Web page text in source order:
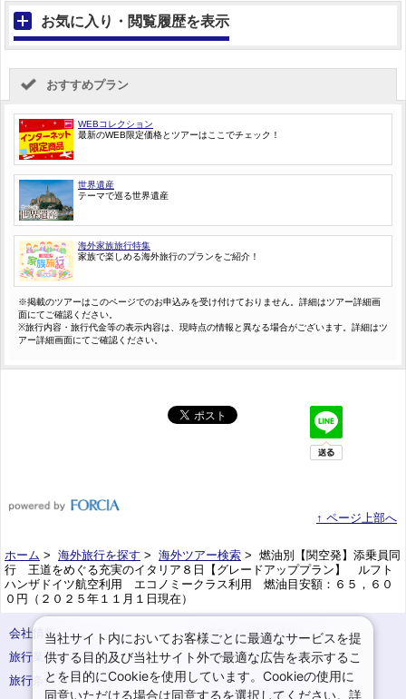
お気に入り・閲覧履歴を表示
おすすめプラン
WEBコレクション
最新のWEB限定価格とツアーはここでチェック！
世界遺産
テーマで巡る世界遺産
海外家族旅行特集
家族で楽しめる海外旅行のプランをご紹介！
※掲載のツアーはこのページでのお申込みを受け付けておりません。詳細はツアー詳細画
面にてご確認ください。
※旅行内容・旅行代金等の表示内容は、現時点の情報と異なる場合がございます。詳細はツ
アー詳細画面にてご確認ください。
↑ ページ上部へ
ホーム > 海外旅行を探す > 海外ツアー検索 > 燃油別【関空発】添乗員同
行 王道をめぐる充実のイタリア８日【グレードアッププラン】 ルフト
ハンザドイツ航空利用 エコノミークラス利用 燃油目安額：６５，６０
０円（２０２５年１１月１日現在）
会社情報
プライバシーポリシー
旅行業登録票・約款
規約集
旅行条件書
サイトマップ
当社サイト内においてお客様ごとに最適なサービスを提
供する目的及び当社サイト外で最適な広告を表示するこ
とを目的にCookieを使用しています。Cookieの使用に
同意いただける場合は同意するを選択してください。詳